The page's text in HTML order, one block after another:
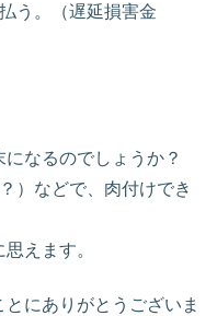
う。（遅延損害金
なるのでしょうか？
）などで、肉付けでき
えます。
にありがとうございま